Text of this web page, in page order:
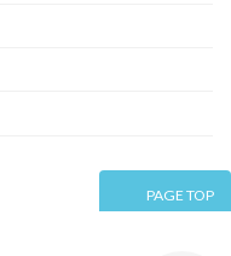
PAGE TOP